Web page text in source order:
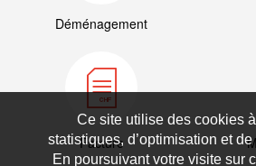
Déménagement
Facture
Ce site utilise des cookies
statistiques, d’optimisation et
En poursuivant votre visite sur